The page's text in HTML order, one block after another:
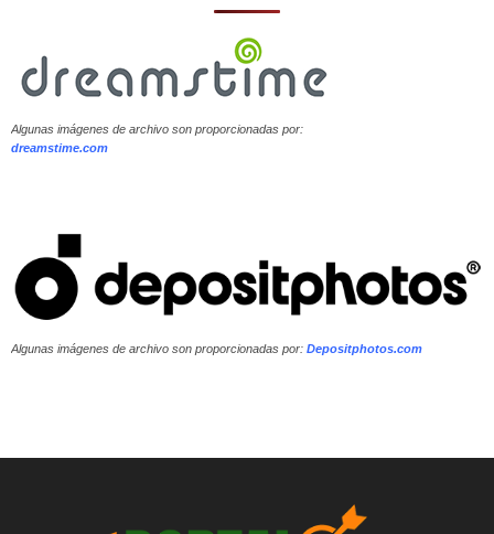
Algunas imágenes de archivo son proporcionadas por:
dreamstime.com
Algunas imágenes de archivo son proporcionadas por: Depositphotos.com